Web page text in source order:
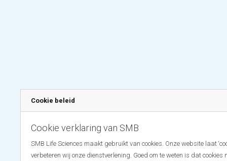
Cookie beleid
Cookie verklaring van SMB
SMB Life Sciences maakt gebruikt van cookies. Onze website laat
verbeteren wij onze dienstverlening. Goed om te weten is dat